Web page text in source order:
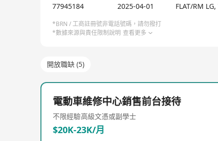
77945184 2025-04-01 FLAT/RM
*BRN / 工商註冊號非電話號碼，請勿撥打
*數據來源與責任限制說明 查看更多
開放職缺 (5)
電動車維修中心銷售前台接待
不限經驗高級文憑或副學士
$20K-23K/月